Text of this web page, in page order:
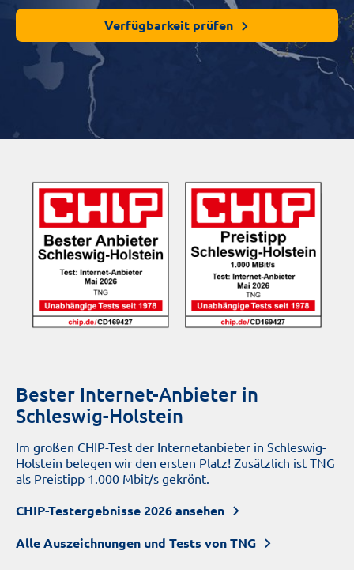
Verfügbarkeit prüfen
Bester Internet-Anbieter in
Schleswig-Holstein
Im großen CHIP-Test der Internetanbieter in Schleswig-
Holstein belegen wir den ersten Platz! Zusätzlich ist TNG
als Preistipp 1.000 Mbit/s gekrönt.
CHIP-Testergebnisse 2026 ansehen
Alle Auszeichnungen und Tests von TNG